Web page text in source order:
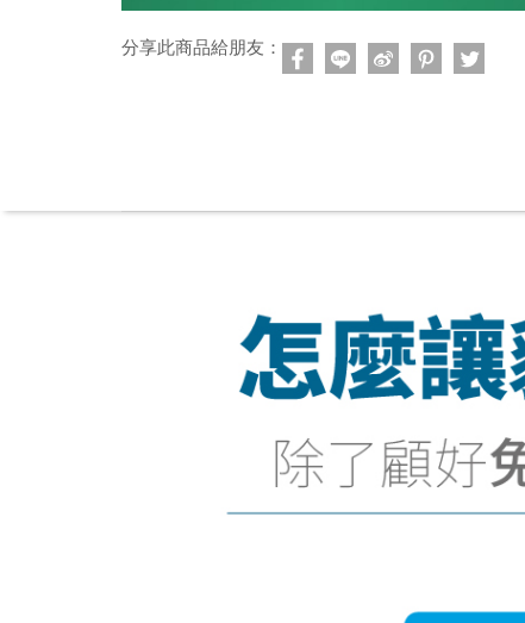
分享此商品給朋友：